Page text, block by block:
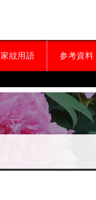
家紋用語 参考資料